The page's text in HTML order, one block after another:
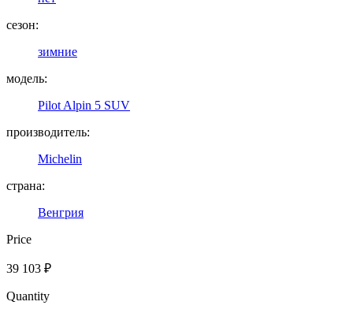
сезон:
зимние
модель:
Pilot Alpin 5 SUV
производитель:
Michelin
страна:
Венгрия
Price
39 103 ₽
Quantity